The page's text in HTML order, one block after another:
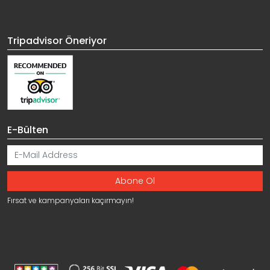
Tripadvisor Öneriyor
E-Bülten
Fırsat ve kampanyaları kaçırmayın!